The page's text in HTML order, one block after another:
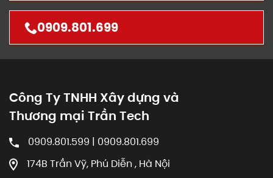
0909.801.699
Công Ty TNHH Xây dựng và
Thương mại Trần Tech
0909.801.599 | 0909.801.699
174B Trần Vỹ, Phú Diễn , Hà Nội